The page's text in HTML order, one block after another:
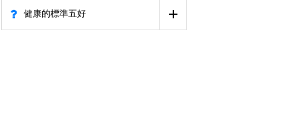
健康的標準五好